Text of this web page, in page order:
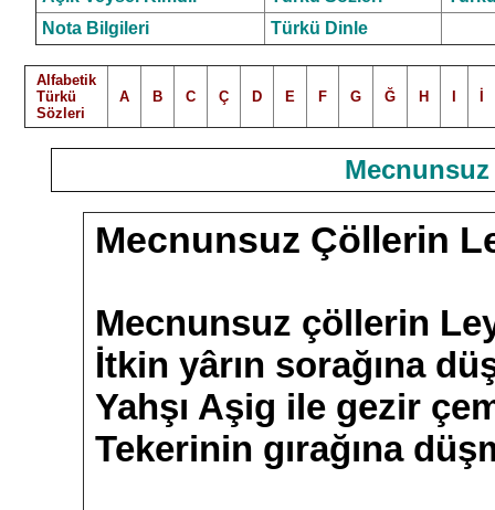
Nota Bilgileri
Türkü Dinle
Alfabetik
Türkü
Sözleri
A B C Ç D E F G Ğ H
Mecnunsuz Çöllerin
Mecnunsuz çöllerin
İtkin yârın sorağına
Yahşı Aşig ile gezir
Tekerinin gırağına